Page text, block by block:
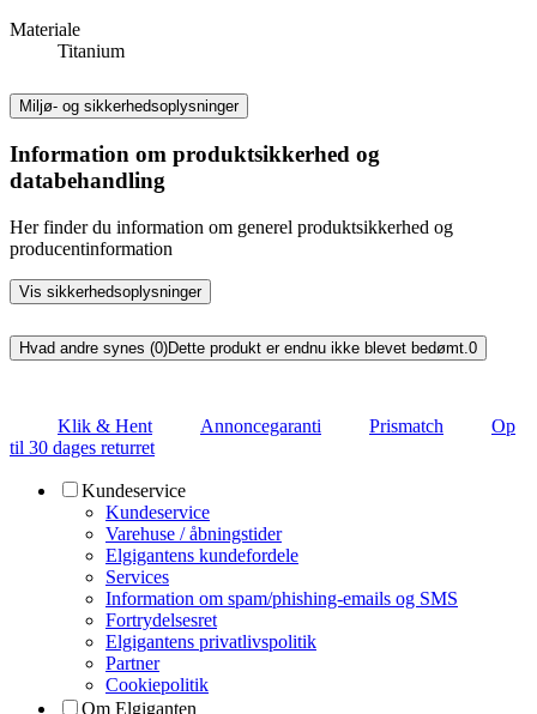
Materiale
Titanium
Miljø- og sikkerhedsoplysninger
Information om produktsikkerhed og
databehandling
Her finder du information om generel produktsikkerhed og
producentinformation
Vis sikkerhedsoplysninger
Hvad andre synes (0)Dette produkt er endnu ikke blevet bedømt.0
Klik & Hent Annoncegaranti Prismatch
Op
til 30 dages returret
Kundeservice
Kundeservice
Varehuse / åbningstider
Elgigantens kundefordele
Services
Information om spam/phishing-emails og SMS
Fortrydelsesret
Elgigantens privatlivspolitik
Partner
Cookiepolitik
Om Elgiganten